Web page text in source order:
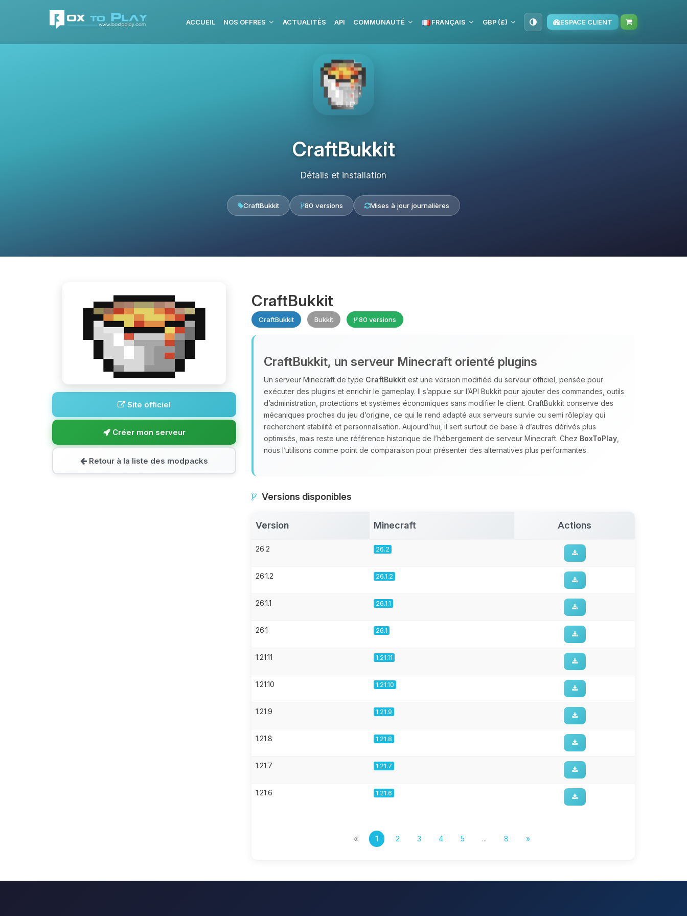
ACCUEIL NOS OFFRES ACTUALITÉS API COMMUNAUTÉ FRANÇAIS GBP (£) ESPACE CLIENT
CraftBukkit
Détails et installation
CraftBukkit 80 versions Mises à jour journalières
Site officiel
Créer mon serveur
Retour à la liste des modpacks
CraftBukkit
CraftBukkit Bukkit 80 versions
CraftBukkit, un serveur Minecraft orienté plugins
Un serveur Minecraft de type CraftBukkit est une version modifiée du serveur officiel, pensée pour
exécuter des plugins et enrichir le gameplay. Il s’appuie sur l’API Bukkit pour ajouter des commandes, outils
d’administration, protections et systèmes économiques sans modifier le client. CraftBukkit conserve des
mécaniques proches du jeu d’origine, ce qui le rend adapté aux serveurs survie ou semi rôleplay qui
recherchent stabilité et personnalisation. Aujourd’hui, il sert surtout de base à d’autres dérivés plus
optimisés, mais reste une référence historique de l’hébergement de serveur Minecraft. Chez BoxToPlay
nous l’utilisons comme point de comparaison pour présenter des alternatives plus performantes.
Versions disponibles
Version Minecraft Actions
26.2 26.2
26.1.2 26.1.2
26.1.1 26.1.1
26.1 26.1
1.21.11 1.21.11
1.21.10 1.21.10
1.21.9 1.21.9
1.21.8 1.21.8
1.21.7 1.21.7
1.21.6 1.21.6
« 1 2 3 4 5 ... 8 »